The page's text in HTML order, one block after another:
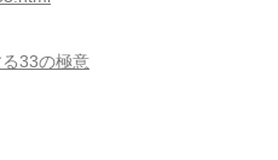
33の極意